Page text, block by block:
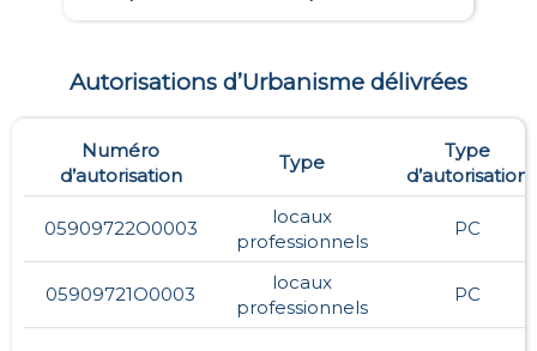
Autorisations d’Urbanisme délivrées
Numéro
d’autorisation
Type
Type
d’autorisation
05909722O0003
locaux
professionnels
PC
05909721O0003
locaux
professionnels
PC